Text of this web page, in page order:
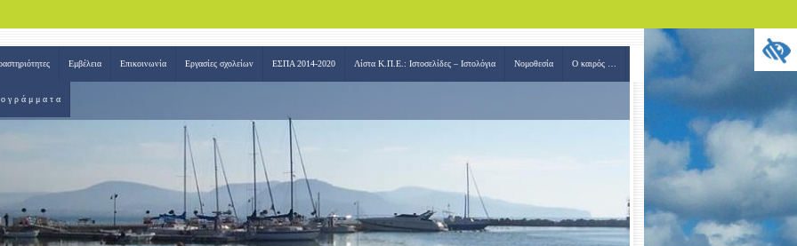
Εμβέλεια Επικοινωνία Εργασίες σχολείων ΕΣΠΑ 2014-2020 Λίστα Κ.Π.Ε.: Ιστοσελίδες – Ιστολόγια Νομοθεσία Ο καιρός …
γ ρ ά μ μ α τ α